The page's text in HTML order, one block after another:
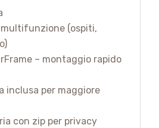
(ospiti,
– montaggio rapido
inclusa per maggiore
con zip per privacy